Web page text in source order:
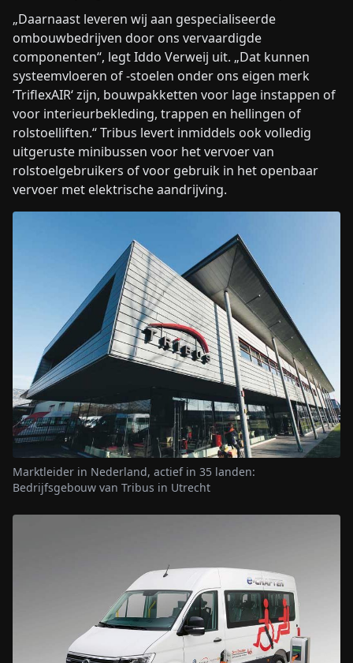
„Daarnaast leveren wij aan gespecialiseerde
ombouwbedrijven door ons vervaardigde
componenten“, legt Iddo Verweij uit. „Dat kunnen
systeemvloeren of -stoelen onder ons eigen merk
‘TriflexAIR‘ zijn, bouwpakketten voor lage instappen of
voor interieurbekleding, trappen en hellingen of
rolstoelliften.“ Tribus levert inmiddels ook volledig
uitgeruste minibussen voor het vervoer van
rolstoelgebruikers of voor gebruik in het openbaar
vervoer met elektrische aandrijving.
Marktleider in Nederland, actief in 35 landen:
Bedrijfsgebouw van Tribus in Utrecht